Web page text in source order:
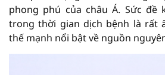
phong phú của châu Á. Sức đề
trong thời gian dịch bệnh là rất
thế mạnh nổi bật về nguồn